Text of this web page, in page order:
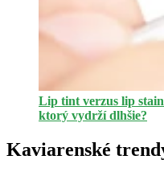
Lip tint verzus lip
ktorý vydrží dlhšie?
Kaviarenské